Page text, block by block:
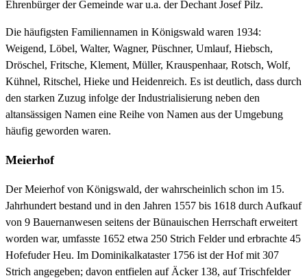
Ehrenbürger der Gemeinde war u.a. der Dechant Josef Pilz.
Die häufigsten Familiennamen in Königswald waren 1934:
Weigend, Löbel, Walter, Wagner, Püschner, Umlauf, Hiebsch,
Dröschel, Fritsche, Klement, Müller, Krauspenhaar, Rotsch, Wolf,
Kühnel, Ritschel, Hieke und Heidenreich. Es ist deutlich, dass durch
den starken Zuzug infolge der Industrialisierung neben den
altansässigen Namen eine Reihe von Namen aus der Umgebung
häufig geworden waren.
Meierhof
Der Meierhof von Königswald, der wahrscheinlich schon im 15.
Jahrhundert bestand und in den Jahren 1557 bis 1618 durch Aufkauf
von 9 Bauernanwesen seitens der Bünauischen Herrschaft erweitert
worden war, umfasste 1652 etwa 250 Strich Felder und erbrachte 45
Hofefuder Heu. Im Dominikalkataster 1756 ist der Hof mit 307
Strich angegeben; davon entfielen auf Äcker 138, auf Trischfelder